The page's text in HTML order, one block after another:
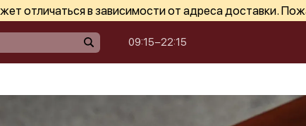
отличаться в зависимости от адреса доставки.
09:15−22:15